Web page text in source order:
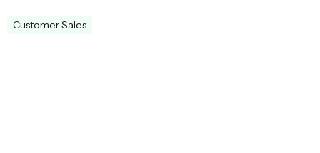
Customer Sales